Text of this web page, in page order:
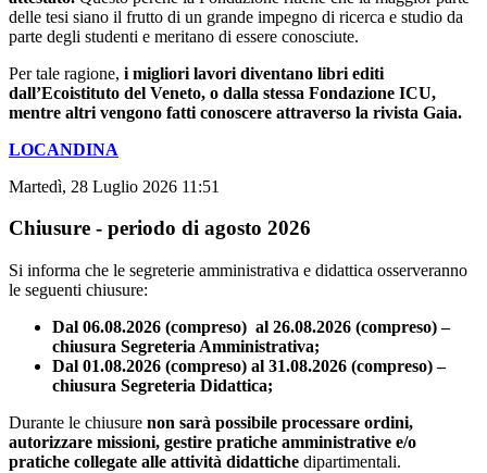
delle tesi siano il frutto di un grande impegno di ricerca e studio da
parte degli studenti e meritano di essere conosciute.
Per tale ragione, i migliori lavori diventano libri editi
dall’Ecoistituto del Veneto, o dalla stessa Fondazione ICU,
mentre altri vengono fatti conoscere attraverso la rivista Gaia.
LOCANDINA
Martedì, 28 Luglio 2026 11:51
Chiusure - periodo di agosto 2026
Si informa che le segreterie amministrativa e didattica osserveranno
le seguenti chiusure:
Dal 06.08.2026 (compreso) al 26.08.2026 (compreso) –
chiusura Segreteria Amministrativa;
Dal 01.08.2026 (compreso) al 31.08.2026 (compreso) –
chiusura Segreteria Didattica;
Durante le chiusure non sarà possibile processare ordini,
autorizzare missioni, gestire pratiche amministrative e/o
pratiche collegate alle attività didattiche dipartimentali.